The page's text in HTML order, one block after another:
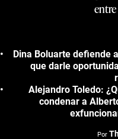
Dina Boluarte defiende
que darle
Alejandro Toledo:
condenar a
Por